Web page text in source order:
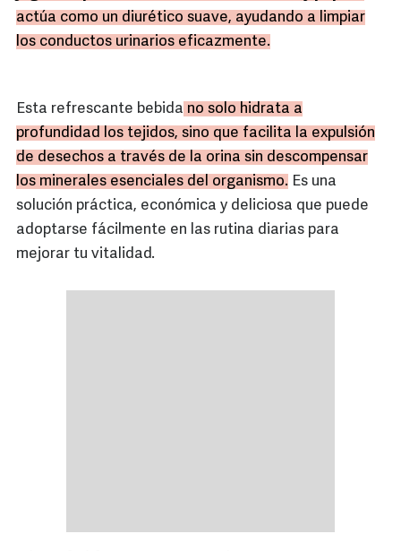
actúa como un diurético suave, ayudando a limpiar
los conductos urinarios eficazmente.
Esta refrescante bebida no solo hidrata a
profundidad los tejidos, sino que facilita la expulsión
de desechos a través de la orina sin descompensar
los minerales esenciales del organismo. Es una
solución práctica, económica y deliciosa que puede
adoptarse fácilmente en las rutina diarias para
mejorar tu vitalidad.